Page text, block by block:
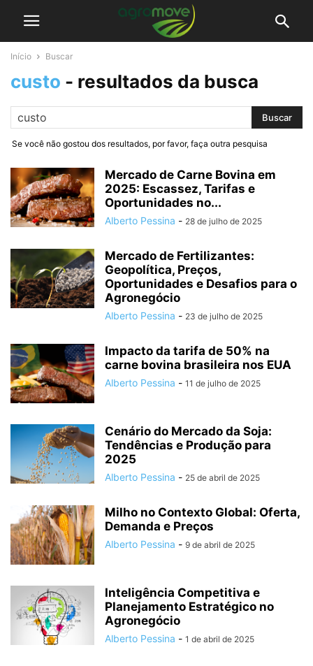
Início Buscar
custo - resultados da busca
Se você não gostou dos resultados, por favor, faça outra pesquisa
Mercado de Carne Bovina em
2025: Escassez, Tarifas e
Oportunidades no...
Alberto Pessina - 28 de julho de 2025
Mercado de Fertilizantes:
Geopolítica, Preços,
Oportunidades e Desafios para o
Agronegócio
Alberto Pessina - 23 de julho de 2025
Impacto da tarifa de 50% na
carne bovina brasileira nos EUA
Alberto Pessina - 11 de julho de 2025
Cenário do Mercado da Soja:
Tendências e Produção para
2025
Alberto Pessina - 25 de abril de 2025
Milho no Contexto Global: Oferta,
Demanda e Preços
Alberto Pessina - 9 de abril de 2025
Inteligência Competitiva e
Planejamento Estratégico no
Agronegócio
Alberto Pessina - 1 de abril de 2025